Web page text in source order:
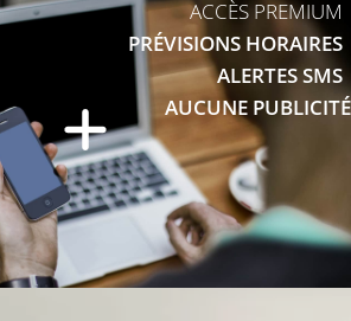
ACCÈS PREMIUM
PRÉVISIONS HORAIRES
ALERTES SMS
AUCUNE PUBLICITÉ